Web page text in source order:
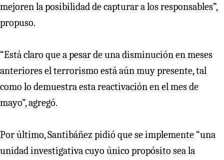
mejoren la posibilidad de capturar a los responsables”,
propuso.
“Está claro que a pesar de una disminución en meses
anteriores el terrorismo está aún muy presente, tal
como lo demuestra esta reactivación en el mes de
mayo”, agregó.
Por último, Santibáñez pidió que se implemente “una
unidad investigativa cuyo único propósito sea la